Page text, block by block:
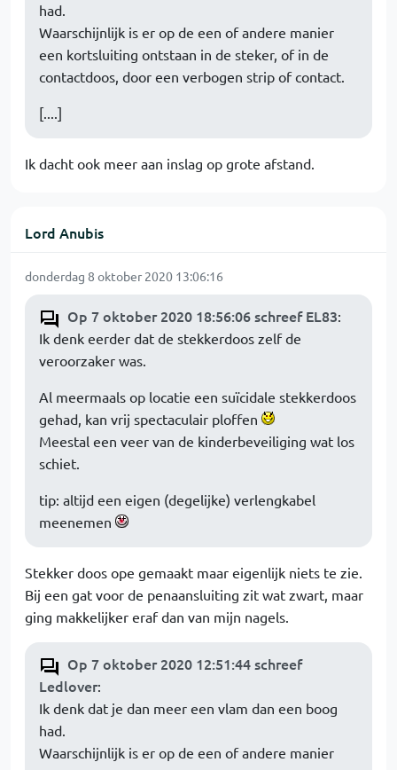
had.
Waarschijnlijk is er op de een of andere manier
een kortsluiting ontstaan in de steker, of in de
contactdoos, door een verbogen strip of contact.
[....]
Ik dacht ook meer aan inslag op grote afstand.
Lord Anubis
donderdag 8 oktober 2020 13:06:16
Op 7 oktober 2020 18:56:06 schreef EL83:
Ik denk eerder dat de stekkerdoos zelf de
veroorzaker was.
Al meermaals op locatie een suïcidale stekkerdoos
gehad, kan vrij spectaculair ploffen
Meestal een veer van de kinderbeveiliging wat los
schiet.
tip: altijd een eigen (degelijke) verlengkabel
meenemen
Stekker doos ope gemaakt maar eigenlijk niets te zie.
Bij een gat voor de penaansluiting zit wat zwart, maar
ging makkelijker eraf dan van mijn nagels.
Op 7 oktober 2020 12:51:44 schreef
Ledlover:
Ik denk dat je dan meer een vlam dan een boog
had.
Waarschijnlijk is er op de een of andere manier